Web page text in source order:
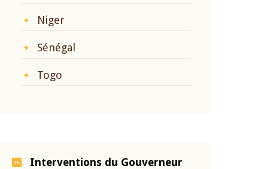
Niger
Sénégal
Togo
Interventions du Gouverneur